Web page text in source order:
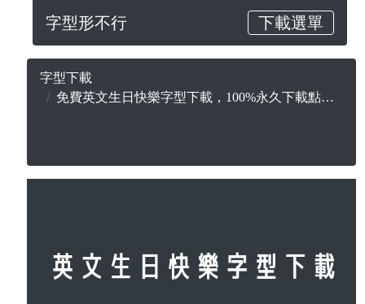
字型形不行 下載選單
字型下載
免費英文生日快樂字型下載，100%永久下載點，無版權合法可商用